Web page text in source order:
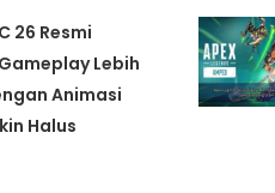
26 Resmi
Lebih
Animasi
Halus